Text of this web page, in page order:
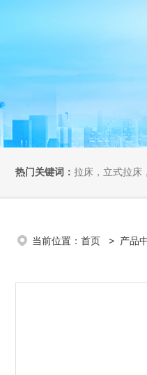
热门关键词： 拉床，立式拉床
当前位置： 首页 > 产品